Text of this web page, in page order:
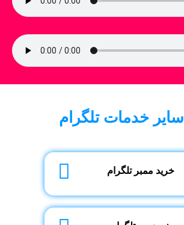
سایر خدمات تلگرام
خرید ممبر تلگرام